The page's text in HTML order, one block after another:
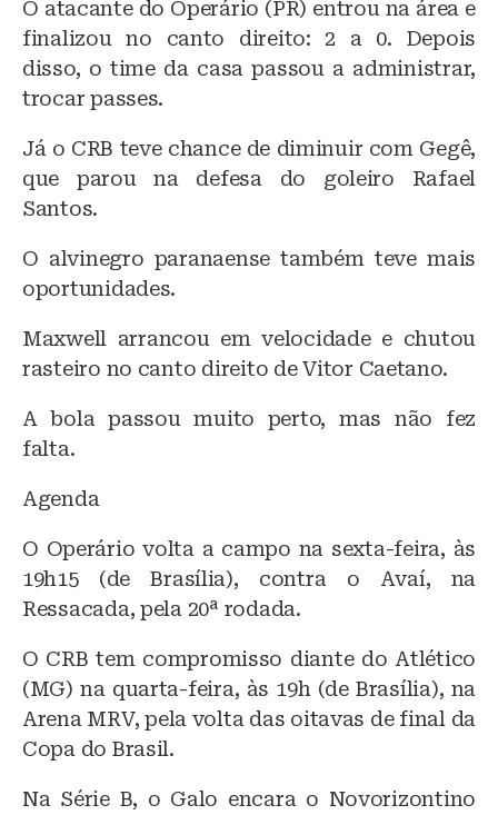
O atacante do Operário (PR) entrou na área e
finalizou no canto direito: 2 a 0. Depois
disso, o time da casa passou a administrar,
trocar passes.
Já o CRB teve chance de diminuir com Gegê,
que parou na defesa do goleiro Rafael
Santos.
O alvinegro paranaense também teve mais
oportunidades.
Maxwell arrancou em velocidade e chutou
rasteiro no canto direito de Vitor Caetano.
A bola passou muito perto, mas não fez
falta.
Agenda
O Operário volta a campo na sexta-feira, às
19h15 (de Brasília), contra o Avaí, na
Ressacada, pela 20ª rodada.
O CRB tem compromisso diante do Atlético
(MG) na quarta-feira, às 19h (de Brasília), na
Arena MRV, pela volta das oitavas de final da
Copa do Brasil.
Na Série B, o Galo encara o Novorizontino